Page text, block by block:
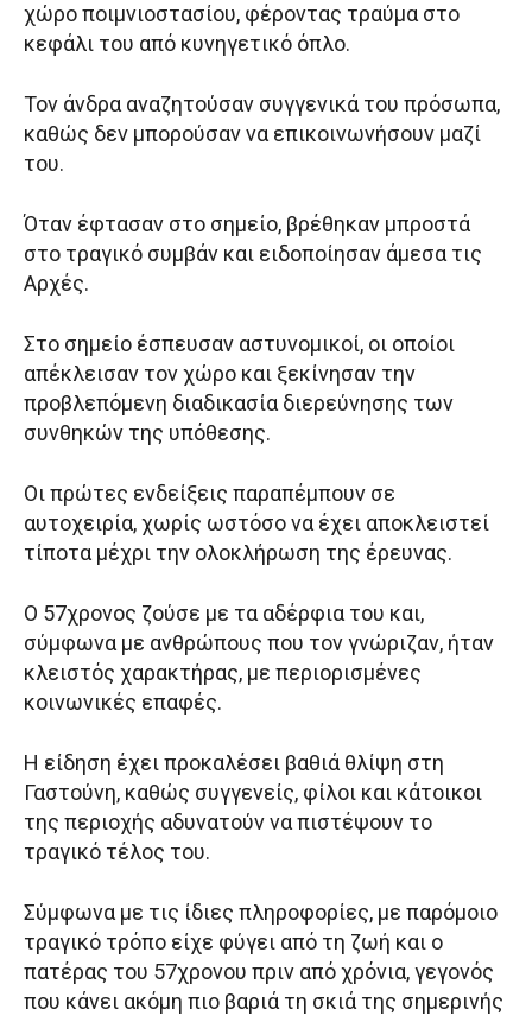
χώρο ποιμνιοστασίου, φέροντας τραύμα στο
κεφάλι του από κυνηγετικό όπλο.
Τον άνδρα αναζητούσαν συγγενικά του πρόσωπα,
καθώς δεν μπορούσαν να επικοινωνήσουν μαζί
του.
Όταν έφτασαν στο σημείο, βρέθηκαν μπροστά
στο τραγικό συμβάν και ειδοποίησαν άμεσα τις
Αρχές.
Στο σημείο έσπευσαν αστυνομικοί, οι οποίοι
απέκλεισαν τον χώρο και ξεκίνησαν την
προβλεπόμενη διαδικασία διερεύνησης των
συνθηκών της υπόθεσης.
Οι πρώτες ενδείξεις παραπέμπουν σε
αυτοχειρία, χωρίς ωστόσο να έχει αποκλειστεί
τίποτα μέχρι την ολοκλήρωση της έρευνας.
Ο 57χρονος ζούσε με τα αδέρφια του και,
σύμφωνα με ανθρώπους που τον γνώριζαν, ήταν
κλειστός χαρακτήρας, με περιορισμένες
κοινωνικές επαφές.
Η είδηση έχει προκαλέσει βαθιά θλίψη στη
Γαστούνη, καθώς συγγενείς, φίλοι και κάτοικοι
της περιοχής αδυνατούν να πιστέψουν το
τραγικό τέλος του.
Σύμφωνα με τις ίδιες πληροφορίες, με παρόμοιο
τραγικό τρόπο είχε φύγει από τη ζωή και ο
πατέρας του 57χρονου πριν από χρόνια, γεγονός
που κάνει ακόμη πιο βαριά τη σκιά της σημερινής